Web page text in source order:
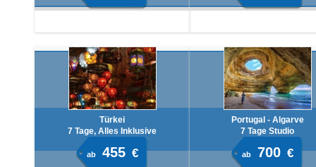
Türkei
7 Tage, Alles Inklusive
ab 455 €
Portugal - Algarve
7 Tage Studio
ab 700 €